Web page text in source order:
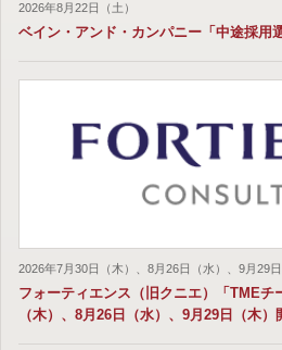
2026年8月22日（土）
ベイン・アンド・カンパニー「中途採用
2026年7月30日（木）、8月26日（水）、9月29
フォーティエンス（旧クニエ）「TMEチ
（木）、8月26日（水）、9月29日（木）